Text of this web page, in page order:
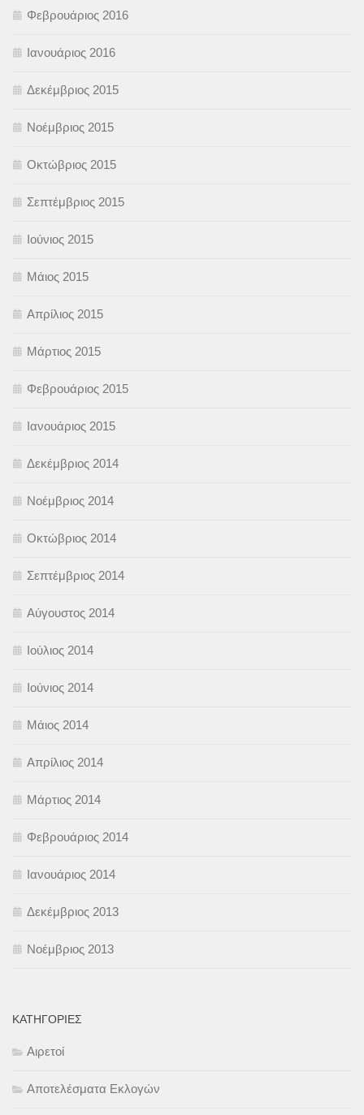
Φεβρουάριος 2016
Ιανουάριος 2016
Δεκέμβριος 2015
Νοέμβριος 2015
Οκτώβριος 2015
Σεπτέμβριος 2015
Ιούνιος 2015
Μάιος 2015
Απρίλιος 2015
Μάρτιος 2015
Φεβρουάριος 2015
Ιανουάριος 2015
Δεκέμβριος 2014
Νοέμβριος 2014
Οκτώβριος 2014
Σεπτέμβριος 2014
Αύγουστος 2014
Ιούλιος 2014
Ιούνιος 2014
Μάιος 2014
Απρίλιος 2014
Μάρτιος 2014
Φεβρουάριος 2014
Ιανουάριος 2014
Δεκέμβριος 2013
Νοέμβριος 2013
KΑΤΗΓΟΡΊΕΣ
Αιρετοί
Αποτελέσματα Εκλογών